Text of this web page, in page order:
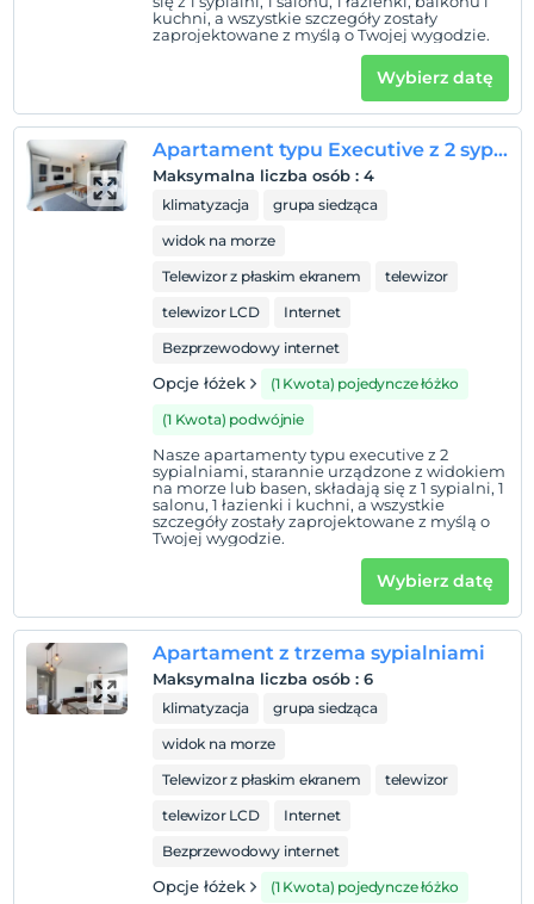
Pokaż na mapie
Zasady hotelu
Zameldować się
Po 14:00
Wymeldować się
Zakaz palenia w pokoju
Niemowlęta do wieku do 2 są bezpłatne.
1 dzieci w wieku poniżej 11 jest/jest bezpłatne za pokój
kuchni, a wszystkie szczegóły zostały
zaprojektowane z myślą o Twojej wygodzie.
Wybierz datę
Apartament typu Executive z 2 sypialniami
Maksymalna liczba osób : 4
klimatyzacja
grupa siedząca
widok na morze
Telewizor z płaskim ekranem
telewizor
telewizor LCD
Internet
Bezprzewodowy internet
Opcje łóżek
(1 Kwota) pojedyncze łóżko
(1 Kwota) podwójnie
Nasze apartamenty typu executive z 2
sypialniami, starannie urządzone z widokiem
na morze lub basen, składają się z 1 sypialni, 1
salonu, 1 łazienki i kuchni, a wszystkie
szczegóły zostały zaprojektowane z myślą o
Twojej wygodzie.
Wybierz datę
Apartament z trzema sypialniami
Maksymalna liczba osób : 6
klimatyzacja
grupa siedząca
widok na morze
Telewizor z płaskim ekranem
telewizor
telewizor LCD
Internet
Bezprzewodowy internet
Opcje łóżek
(1 Kwota) pojedyncze łóżko